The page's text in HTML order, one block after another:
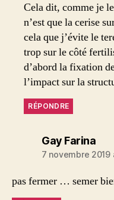
Cela dit, comme je
n’est que la cerise
cela que j’évite le
trop sur le côté
d’abord la fixation
l’impact sur la
RÉPONDRE
Gay Farinadit :
7 novembre 2019
pas fermer … semer